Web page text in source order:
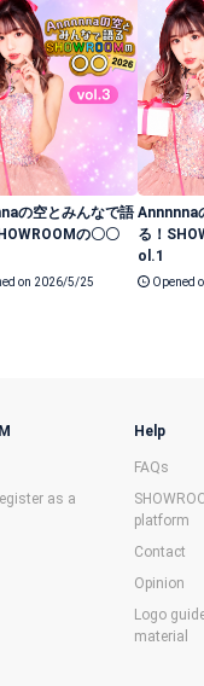
の空とみんなで語
の〇〇
on 2026/5/25
Annnnna
る！
ol.1
Opened
as a
Help
FAQs
platform
Contact
Opinion
Logo
material